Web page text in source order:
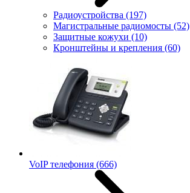
Радиоустройства (197)
Магистральные радиомосты (52)
Защитные кожухи (10)
Кронштейны и крепления (60)
VoIP телефония (666)